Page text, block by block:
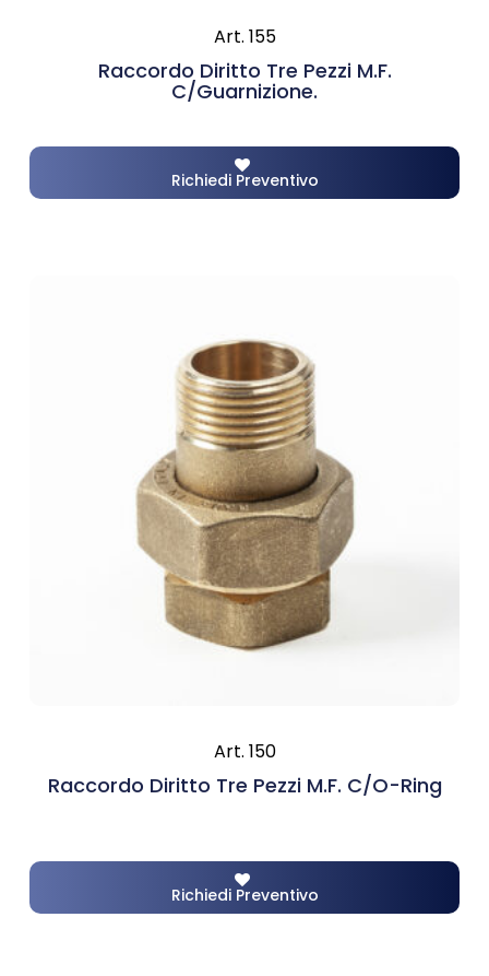
Art. 155
Raccordo Diritto Tre Pezzi M.F.
C/guarnizione.
Richiedi Preventivo
Art. 150
Raccordo Diritto Tre Pezzi M.F. C/o-Ring
Richiedi Preventivo